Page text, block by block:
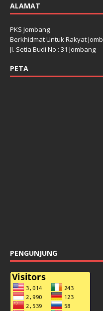
ALAMAT
PKS Jombang
Berkhidmat Untuk Rakyat
Jl. Setia Budi No : 31 Jombang
PETA
PENGUNJUNG